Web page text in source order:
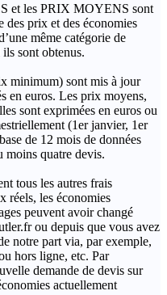
et les PRIX MOYENS sont
des prix et des économies
même catégorie de
sont obtenus.
minimum) sont mis à jour
en euros. Les prix moyens,
sont exprimées en euros ou
(1er janvier, 1er
de 12 mois de données
moins quatre devis.
tous les autres frais
réels, les économies
peuvent avoir changé
ou depuis que vous avez
notre part via, par exemple,
hors ligne, etc. Par
demande de devis sur
actuellement